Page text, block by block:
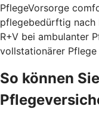
PflegeVorsorge
pflegebedürftig nach
R+V bei ambulanter
vollstationärer
So können